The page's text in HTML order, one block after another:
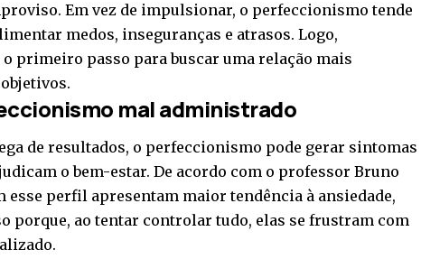
Em vez de impulsionar, o perfeccionismo tende
medos, inseguranças e atrasos. Logo,
primeiro passo para buscar uma relação mais
mal administrado
de resultados, o perfeccionismo pode gerar sintomas
o bem-estar. De acordo com o professor Bruno
esse perfil apresentam maior tendência à ansiedade,
porque, ao tentar controlar tudo, elas se frustram com